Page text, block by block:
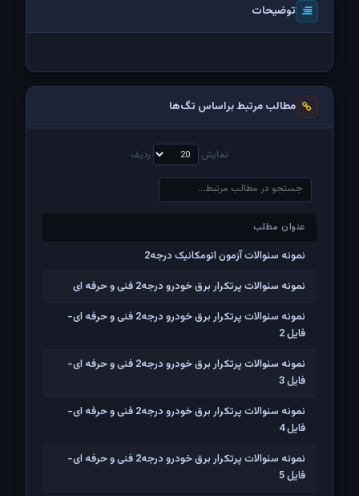
توضیحات
مطالب مرتبط براساس تگ‌ها
نمایش ردیف
عنوان مطلب
عنوان مطلب
نمونه سئوالات آزمون اتومکانیک درجه2
نمونه سئوالات پرتکرار برق خودرو درجه2 فنی و حرفه ای
نمونه سئوالات پرتکرار برق خودرو درجه2 فنی و حرفه ای-
فایل 2
نمونه سئوالات پرتکرار برق خودرو درجه2 فنی و حرفه ای-
فایل 3
نمونه سئوالات پرتکرار برق خودرو درجه2 فنی و حرفه ای-
فایل 4
نمونه سئوالات پرتکرار برق خودرو درجه2 فنی و حرفه ای-
فایل 5